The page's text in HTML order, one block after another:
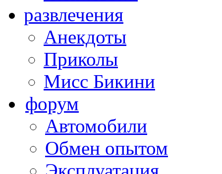
развлечения
Анекдоты
Приколы
Мисс Бикини
форум
Автомобили
Обмен опытом